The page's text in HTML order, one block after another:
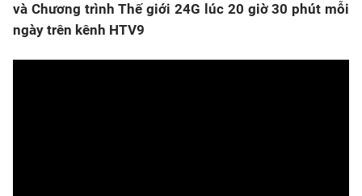
và Chương trình Thế giới 24G lúc 20 giờ 30 phút mỗi
ngày trên kênh HTV9